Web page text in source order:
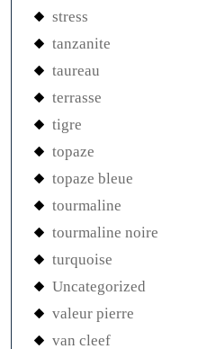
stress
tanzanite
taureau
terrasse
tigre
topaze
topaze bleue
tourmaline
tourmaline noire
turquoise
Uncategorized
valeur pierre
van cleef